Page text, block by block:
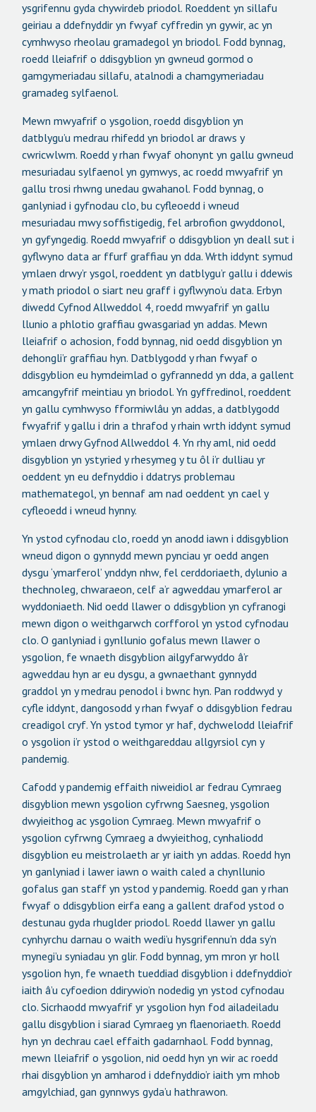
ysgrifennu gyda chywirdeb priodol. Roeddent yn sillafu
geiriau a ddefnyddir yn fwyaf cyffredin yn gywir, ac yn
cymhwyso rheolau gramadegol yn briodol. Fodd bynnag,
roedd lleiafrif o ddisgyblion yn gwneud gormod o
gamgymeriadau sillafu, atalnodi a chamgymeriadau
gramadeg sylfaenol.
Mewn mwyafrif o ysgolion, roedd disgyblion yn
datblygu’u medrau rhifedd yn briodol ar draws y
cwricwlwm. Roedd y rhan fwyaf ohonynt yn gallu gwneud
mesuriadau sylfaenol yn gymwys, ac roedd mwyafrif yn
gallu trosi rhwng unedau gwahanol. Fodd bynnag, o
ganlyniad i gyfnodau clo, bu cyfleoedd i wneud
mesuriadau mwy soffistigedig, fel arbrofion gwyddonol,
yn gyfyngedig. Roedd mwyafrif o ddisgyblion yn deall sut i
gyflwyno data ar ffurf graffiau yn dda. Wrth iddynt symud
ymlaen drwy’r ysgol, roeddent yn datblygu’r gallu i ddewis
y math priodol o siart neu graff i gyflwyno’u data. Erbyn
diwedd Cyfnod Allweddol 4, roedd mwyafrif yn gallu
llunio a phlotio graffiau gwasgariad yn addas. Mewn
lleiafrif o achosion, fodd bynnag, nid oedd disgyblion yn
dehongli’r graffiau hyn. Datblygodd y rhan fwyaf o
ddisgyblion eu hymdeimlad o gyfrannedd yn dda, a gallent
amcangyfrif meintiau yn briodol. Yn gyffredinol, roeddent
yn gallu cymhwyso fformiwlâu yn addas, a datblygodd
fwyafrif y gallu i drin a thrafod y rhain wrth iddynt symud
ymlaen drwy Gyfnod Allweddol 4. Yn rhy aml, nid oedd
disgyblion yn ystyried y rhesymeg y tu ôl i’r dulliau yr
oeddent yn eu defnyddio i ddatrys problemau
mathemategol, yn bennaf am nad oeddent yn cael y
cyfleoedd i wneud hynny.
Yn ystod cyfnodau clo, roedd yn anodd iawn i ddisgyblion
wneud digon o gynnydd mewn pynciau yr oedd angen
dysgu ‘ymarferol’ ynddyn nhw, fel cerddoriaeth, dylunio a
thechnoleg, chwaraeon, celf a’r agweddau ymarferol ar
wyddoniaeth. Nid oedd llawer o ddisgyblion yn cyfranogi
mewn digon o weithgarwch corfforol yn ystod cyfnodau
clo. O ganlyniad i gynllunio gofalus mewn llawer o
ysgolion, fe wnaeth disgyblion ailgyfarwyddo â’r
agweddau hyn ar eu dysgu, a gwnaethant gynnydd
graddol yn y medrau penodol i bwnc hyn. Pan roddwyd y
cyfle iddynt, dangosodd y rhan fwyaf o ddisgyblion fedrau
creadigol cryf. Yn ystod tymor yr haf, dychwelodd lleiafrif
o ysgolion i’r ystod o weithgareddau allgyrsiol cyn y
pandemig.
Cafodd y pandemig effaith niweidiol ar fedrau Cymraeg
disgyblion mewn ysgolion cyfrwng Saesneg, ysgolion
dwyieithog ac ysgolion Cymraeg. Mewn mwyafrif o
ysgolion cyfrwng Cymraeg a dwyieithog, cynhaliodd
disgyblion eu meistrolaeth ar yr iaith yn addas. Roedd hyn
yn ganlyniad i lawer iawn o waith caled a chynllunio
gofalus gan staff yn ystod y pandemig. Roedd gan y rhan
fwyaf o ddisgyblion eirfa eang a gallent drafod ystod o
destunau gyda rhuglder priodol. Roedd llawer yn gallu
cynhyrchu darnau o waith wedi’u hysgrifennu’n dda sy’n
mynegi’u syniadau yn glir. Fodd bynnag, ym mron yr holl
ysgolion hyn, fe wnaeth tueddiad disgyblion i ddefnyddio’r
iaith â’u cyfoedion ddirywio’n nodedig yn ystod cyfnodau
clo. Sicrhaodd mwyafrif yr ysgolion hyn fod ailadeiladu
gallu disgyblion i siarad Cymraeg yn flaenoriaeth. Roedd
hyn yn dechrau cael effaith gadarnhaol. Fodd bynnag,
mewn lleiafrif o ysgolion, nid oedd hyn yn wir ac roedd
rhai disgyblion yn amharod i ddefnyddio’r iaith ym mhob
amgylchiad, gan gynnwys gyda’u hathrawon.